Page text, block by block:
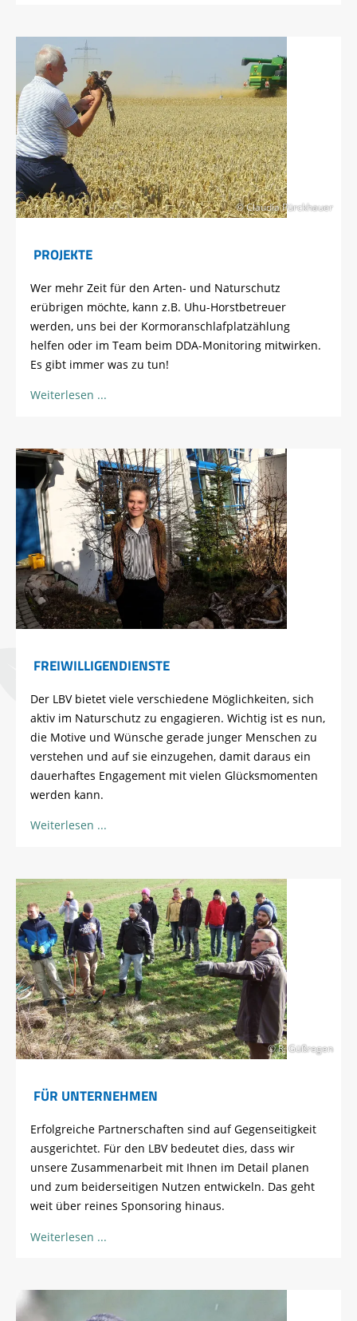
© Claudia Pürckhauer
PROJEKTE
Wer mehr Zeit für den Arten- und Naturschutz
erübrigen möchte, kann z.B. Uhu-Horstbetreuer
werden, uns bei der Kormoranschlafplatzählung
helfen oder im Team beim DDA-Monitoring mitwirken.
Es gibt immer was zu tun!
Weiterlesen
FREIWILLIGENDIENSTE
Der LBV bietet viele verschiedene Möglichkeiten, sich
aktiv im Naturschutz zu engagieren. Wichtig ist es nun,
die Motive und Wünsche gerade junger Menschen zu
verstehen und auf sie einzugehen, damit daraus ein
dauerhaftes Engagement mit vielen Glücksmomenten
werden kann.
Weiterlesen
© R. Güßregen
FÜR UNTERNEHMEN
Erfolgreiche Partnerschaften sind auf Gegenseitigkeit
ausgerichtet. Für den LBV bedeutet dies, dass wir
unsere Zusammenarbeit mit Ihnen im Detail planen
und zum beiderseitigen Nutzen entwickeln. Das geht
weit über reines Sponsoring hinaus.
Weiterlesen